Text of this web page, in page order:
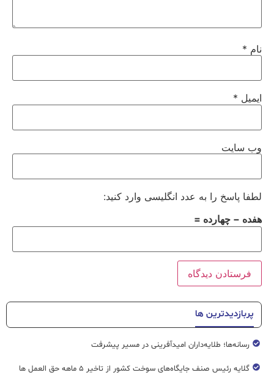
نام *
ایمیل *
وب‌ سایت
لطفا پاسخ را به عدد انگلیسی وارد کنید:
هفده − چهارده =
پربازدیدترین ها
رسانه‌ها؛ طلایه‌داران امیدآفرینی در مسیر پیشرفت
گلایه رئیس صنف جایگاه‌های سوخت کشور از تاخیر ۵ ماهه حق العمل ها